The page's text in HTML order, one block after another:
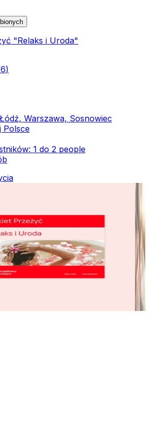
"Relaks i Uroda"
)
Warszawa, Sosnowiec
Polsce
1 do 2 people